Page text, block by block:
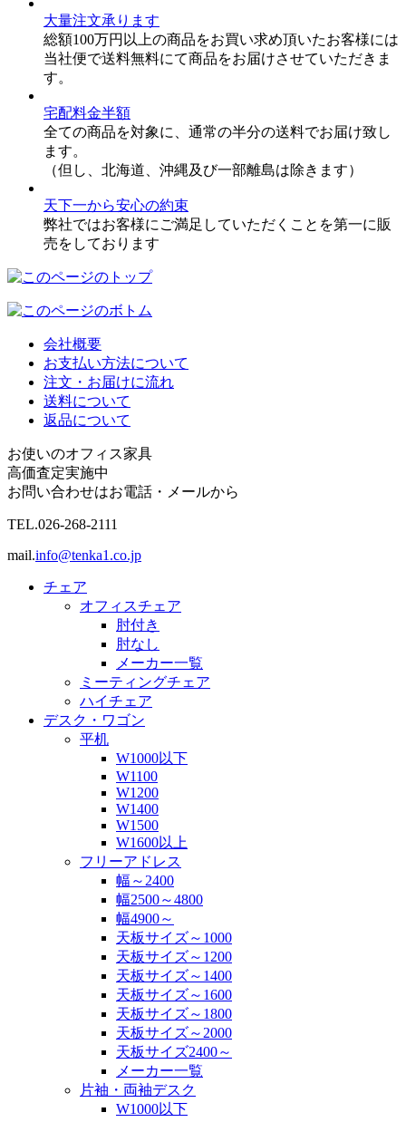
大量注文承ります
総額100万円以上の商品をお買い求め頂いたお客様には
当社便で送料無料にて商品をお届けさせていただきま
す。
宅配料金半額
全ての商品を対象に、通常の半分の送料でお届け致し
ます。
（但し、北海道、沖縄及び一部離島は除きます）
天下一から安心の約束
弊社ではお客様にご満足していただくことを第一に販
売をしております
会社概要
お支払い方法について
注文・お届けに流れ
送料について
返品について
お使いのオフィス家具
高価査定実施中
お問い合わせはお電話・メールから
TEL.026-268-2111
mail.info@tenka1.co.jp
チェア
オフィスチェア
肘付き
肘なし
メーカー一覧
ミーティングチェア
ハイチェア
デスク・ワゴン
平机
W1000以下
W1100
W1200
W1400
W1500
W1600以上
フリーアドレス
幅～2400
幅2500～4800
幅4900～
天板サイズ～1000
天板サイズ～1200
天板サイズ～1400
天板サイズ～1600
天板サイズ～1800
天板サイズ～2000
天板サイズ2400～
メーカー一覧
片袖・両袖デスク
W1000以下